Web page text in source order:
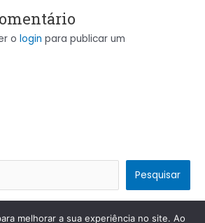
o login para publicar um
Pesquisar
melhorar a sua experiência no site. Ao